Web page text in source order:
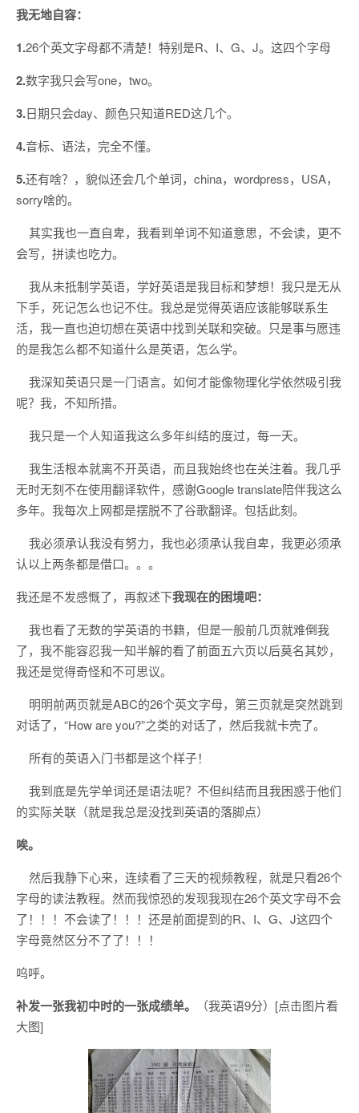
我无地自容：
1.26个英文字母都不清楚！特别是R、I、G、J。这四个字母
2.数字我只会写one，two。
3.日期只会day、颜色只知道RED这几个。
4.音标、语法，完全不懂。
5.还有啥？，貌似还会几个单词，china，wordpress，USA，
sorry啥的。
其实我也一直自卑，我看到单词不知道意思，不会读，更不
会写，拼读也吃力。
我从未抵制学英语，学好英语是我目标和梦想！我只是无从
下手，死记怎么也记不住。我总是觉得英语应该能够联系生
活，我一直也迫切想在英语中找到关联和突破。只是事与愿违
的是我怎么都不知道什么是英语，怎么学。
我深知英语只是一门语言。如何才能像物理化学依然吸引我
呢？我，不知所措。
我只是一个人知道我这么多年纠结的度过，每一天。
我生活根本就离不开英语，而且我始终也在关注着。我几乎
无时无刻不在使用翻译软件，感谢Google translate陪伴我这么
多年。我每次上网都是摆脱不了谷歌翻译。包括此刻。
我必须承认我没有努力，我也必须承认我自卑，我更必须承
认以上两条都是借口。。。
我还是不发感慨了，再叙述下我现在的困境吧：
我也看了无数的学英语的书籍，但是一般前几页就难倒我
了，我不能容忍我一知半解的看了前面五六页以后莫名其妙，
我还是觉得奇怪和不可思议。
明明前两页就是ABC的26个英文字母，第三页就是突然跳到
对话了，“How are you?”之类的对话了，然后我就卡壳了。
所有的英语入门书都是这个样子！
我到底是先学单词还是语法呢？不但纠结而且我困惑于他们
的实际关联（就是我总是没找到英语的落脚点）
唉。
然后我静下心来，连续看了三天的视频教程，就是只看26个
字母的读法教程。然而我惊恐的发现我现在26个英文字母不会
了！！！不会读了！！！还是前面提到的R、I、G、J这四个
字母竟然区分不了了！！！
呜呼。
补发一张我初中时的一张成绩单。
（我英语9分）[点击图片看
大图]